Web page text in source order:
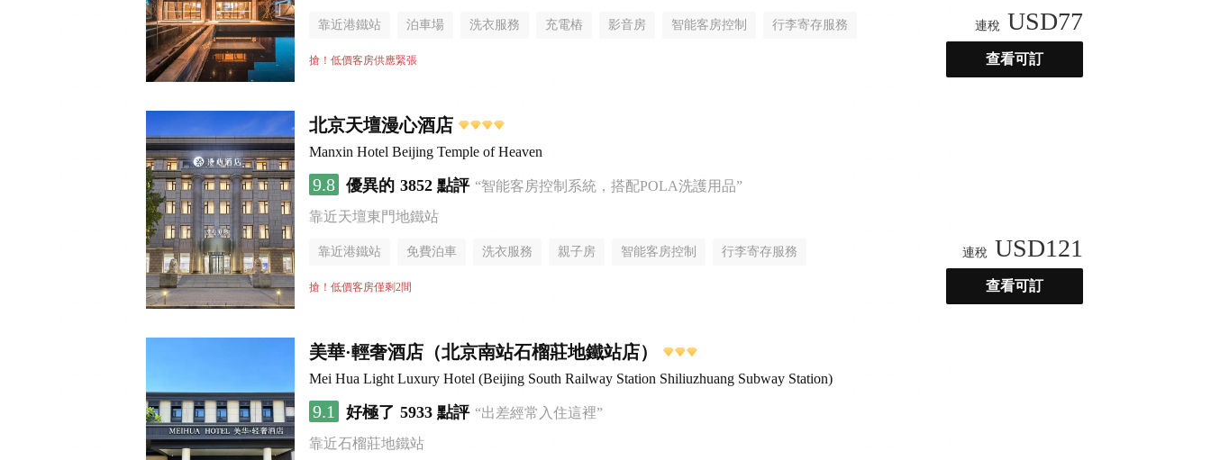
靠近港鐵站 泊車場 洗衣服務 充電樁 影音房 智能客房控制 行李寄存服務
無煙樓層
搶！低價客房供應緊張
連稅 USD77
查看可訂
北京天壇漫心酒店
Manxin Hotel Beijing Temple of Heaven
9.8 優異的 3852 點評 “智能客房控制系統，搭配POLA洗護用品”
靠近天壇東門地鐵站
靠近港鐵站 免費泊車 洗衣服務 親子房 智能客房控制 行李寄存服務
無煙樓層
搶！低價客房僅剩2間
連稅 USD121
查看可訂
美華·輕奢酒店（北京南站石榴莊地鐵站店）
Mei Hua Light Luxury Hotel (Beijing South Railway Station Shiliuzhuang Subway Station)
9.1 好極了 5933 點評 “出差經常入住這裡”
靠近石榴莊地鐵站